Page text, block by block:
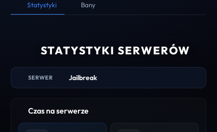
Statystyki Bany
STATYSTYKI SERWERÓW
SERWER Jailbreak
Czas na serwerze